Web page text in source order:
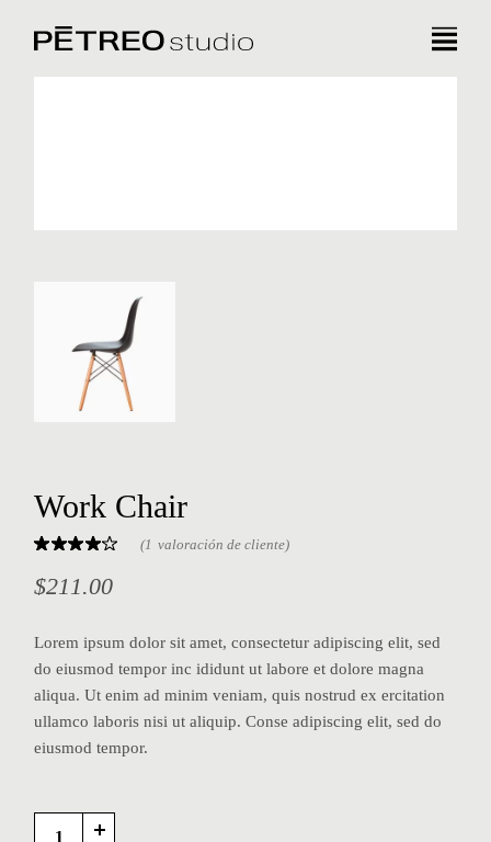
Work Chair
(1 valoración de cliente)
$211.00
Lorem ipsum dolor sit amet, consectetur adipiscing elit, sed
do eiusmod tempor inc ididunt ut labore et dolore magna
aliqua. Ut enim ad minim veniam, quis nostrud ex ercitation
ullamco laboris nisi ut aliquip. Conse adipiscing elit, sed do
eiusmod tempor.